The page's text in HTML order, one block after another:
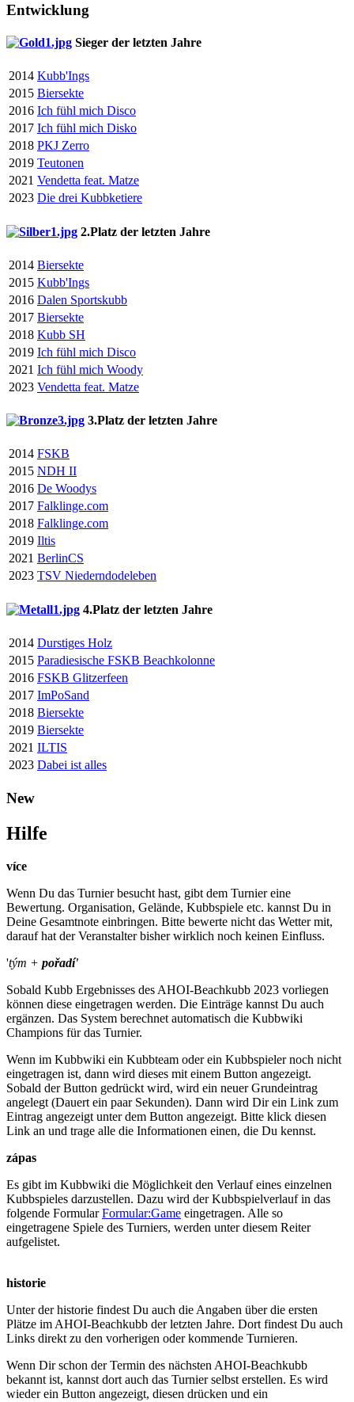
Entwicklung
Sieger der letzten Jahre
2014 Kubb'Ings
2015 Biersekte
2016 Ich fühl mich Disco
2017 Ich fühl mich Disko
2018 PKJ Zerro
2019 Teutonen
2021 Vendetta feat. Matze
2023 Die drei Kubbketiere
2.Platz der letzten Jahre
2014 Biersekte
2015 Kubb'Ings
2016 Dalen Sportskubb
2017 Biersekte
2018 Kubb SH
2019 Ich fühl mich Disco
2021 Ich fühl mich Woody
2023 Vendetta feat. Matze
3.Platz der letzten Jahre
2014 FSKB
2015 NDH II
2016 De Woodys
2017 Falklinge.com
2018 Falklinge.com
2019 Iltis
2021 BerlinCS
2023 TSV Niederndodeleben
4.Platz der letzten Jahre
2014 Durstiges Holz
2015 Paradiesische FSKB Beachkolonne
2016 FSKB Glitzerfeen
2017 ImPoSand
2018 Biersekte
2019 Biersekte
2021 ILTIS
2023 Dabei ist alles
New
Hilfe
více
Wenn Du das Turnier besucht hast, gibt dem Turnier eine
Bewertung. Organisation, Gelände, Kubbspiele etc. kannst Du in
Deine Gesamtnote einbringen. Bitte bewerte nicht das Wetter mit,
darauf hat der Veranstalter bisher wirklich noch keinen Einfluss.
'tým + pořadí'
Sobald Kubb Ergebnisses des AHOI-Beachkubb 2023 vorliegen
können diese eingetragen werden. Die Einträge kannst Du auch
ergänzen. Das System berechnet automatisch die Kubbwiki
Champions für das Turnier.
Wenn im Kubbwiki ein Kubbteam oder ein Kubbspieler noch nicht
eingetragen ist, dann wird dieses mit einem Button angezeigt.
Sobald der Button gedrückt wird, wird ein neuer Grundeintrag
angelegt (Dauert ein paar Sekunden). Dann wird Dir ein Link zum
Eintrag angezeigt unter dem Button angezeigt. Bitte klick diesen
Link an und trage alle die Informationen einen, die Du kennst.
zápas
Es gibt im Kubbwiki die Möglichkeit den Verlauf eines einzelnen
Kubbspieles darzustellen. Dazu wird der Kubbspielverlauf in das
folgende FormularFormular:Game eingetragen. Alle so
eingetragene Spiele des Turniers, werden unter diesem Reiter
aufgelistet.
historie
Unter der historie findest Du auch die Angaben über die ersten
Plätze im AHOI-Beachkubb der letzten Jahre. Dort findest Du auch
Links direkt zu den vorherigen oder kommende Turnieren.
Wenn Dir schon der Termin des nächsten AHOI-Beachkubb
bekannt ist, kannst dort auch das Turnier selbst erstellen. Es wird
wieder ein Button angezeigt, diesen drücken und ein